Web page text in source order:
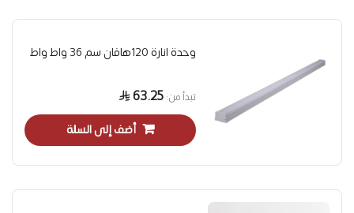
وحدة انارة 120هافان سم 36 واط واط
تبدأ من 63.25
أضف إلى السلة